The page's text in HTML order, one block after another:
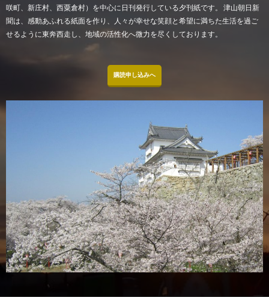
咲町、新庄村、西粟倉村）を中心に日刊発行している夕刊紙です。 津山朝日新
聞は、感動あふれる紙面を作り、人々が幸せな笑顔と希望に満ちた生活を過ご
せるように東奔西走し、地域の活性化へ微力を尽くしております。
購読申し込みへ